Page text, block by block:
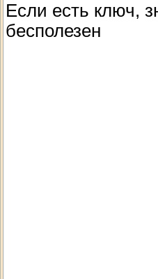
Если есть ключ,
бесполезен